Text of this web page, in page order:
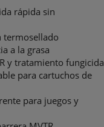
rápida sin
termosellado
a la grasa
y tratamiento fungicida
para cartuchos de
para juegos y